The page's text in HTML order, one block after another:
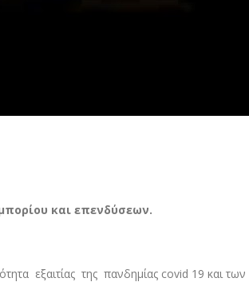
και επενδύσεων.
εξαιτίας της πανδημίας covid 19 και των